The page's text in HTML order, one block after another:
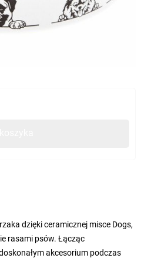
dzięki ceramicznej misce Dogs,
rasami psów. Łącząc
akcesorium podczas